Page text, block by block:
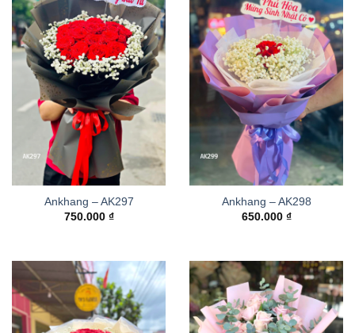
Ankhang – AK297
750.000 ₫
Ankhang – AK298
650.000 ₫